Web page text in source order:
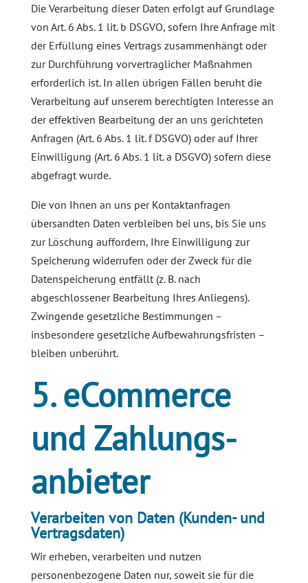
Die Verarbeitung dieser Daten erfolgt auf Grundlage
von Art. 6 Abs. 1 lit. b DSGVO, sofern Ihre Anfrage mit
der Erfüllung eines Vertrags zusammenhängt oder
zur Durchführung vorvertraglicher Maßnahmen
erforderlich ist. In allen übrigen Fällen beruht die
Verarbeitung auf unserem berechtigten Interesse an
der effektiven Bearbeitung der an uns gerichteten
Anfragen (Art. 6 Abs. 1 lit. f DSGVO) oder auf Ihrer
Einwilligung (Art. 6 Abs. 1 lit. a DSGVO) sofern diese
abgefragt wurde.
Die von Ihnen an uns per Kontaktanfragen
übersandten Daten verbleiben bei uns, bis Sie uns
zur Löschung auffordern, Ihre Einwilligung zur
Speicherung widerrufen oder der Zweck für die
Datenspeicherung entfällt (z. B. nach
abgeschlossener Bearbeitung Ihres Anliegens).
Zwingende gesetzliche Bestimmungen –
insbesondere gesetzliche Aufbewahrungsfristen –
bleiben unberührt.
5. eCommerce
und Zahlungs­
anbieter
Verarbeiten von Daten (Kunden- und
Vertragsdaten)
Wir erheben, verarbeiten und nutzen
personenbezogene Daten nur, soweit sie für die